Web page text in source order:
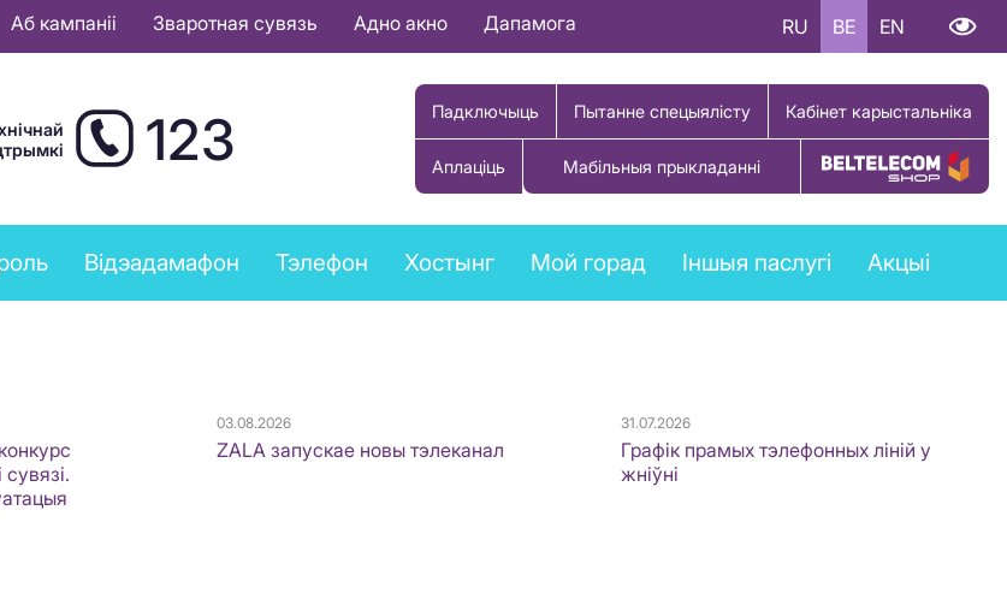
Аб кампаніі Зваротная сувязь Адно акно Дапамога RU BE EN
123 Падключыць Пытанне спецыялісту Кабінет карыстальніка
Аплаціць Мабільныя прыкладанні Купіць тавар
Відэадамафон Тэлефон Хостынг Мой горад Іншыя паслугі Акцыі
сувязі.
03.08.2026
ZALA запускае новы тэлеканал
31.07.2026
Графік прамых тэлефонных ліній у
жніўні